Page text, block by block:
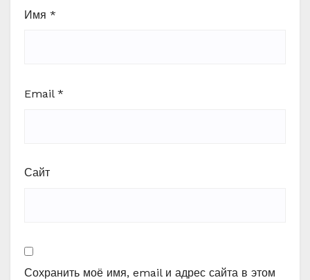
Имя *
Email *
Сайт
Сохранить моё имя, email и адрес сайта в этом